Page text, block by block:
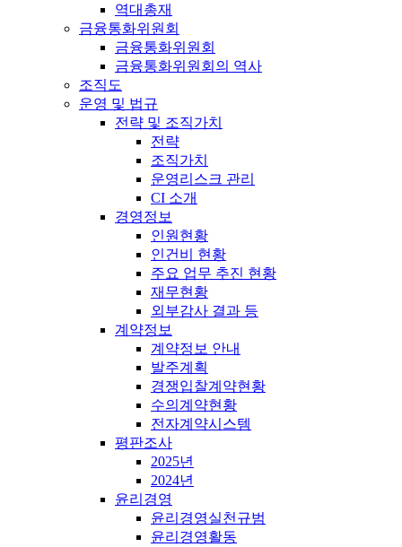
역대총재
금융통화위원회
금융통화위원회
금융통화위원회의 역사
조직도
운영 및 법규
전략 및 조직가치
전략
조직가치
운영리스크 관리
CI 소개
경영정보
인원현황
인건비 현황
주요 업무 추진 현황
재무현황
외부감사 결과 등
계약정보
계약정보 안내
발주계획
경쟁입찰계약현황
수의계약현황
전자계약시스템
평판조사
2025년
2024년
윤리경영
윤리경영실천규범
윤리경영활동